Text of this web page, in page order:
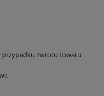
przypadku zwrotu towaru